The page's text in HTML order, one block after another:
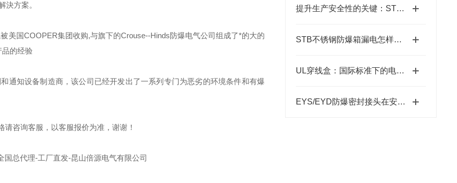
提升生产安全性的关键：STB不锈钢防爆箱的应用
STB不锈钢防爆箱漏电怎样解决？
UL穿线盒：国际标准下的电气管路连接与保护节点
EYS/EYD防爆密封接头在安装过程中需要注意哪些要点？
決方案。
美国COOPER集团收购,与旗下的Crouse--Hinds防爆电气公司组成了*的大的
的经验
通知设备制造商，该公司已经开发出了一系列专门为恶劣的环境条件和有爆
请咨询客服，以客服报价为准，谢谢！
国总代理-工厂直发-昆山倍源电气有限公司